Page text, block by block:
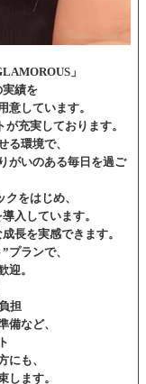
」
実績を
意しています。
充実しております。
る環境で、
がいのある毎日を過ご
をはじめ、
入しています。
長を実感できます。
プランで、
迎。
担
など、
にも、
します。